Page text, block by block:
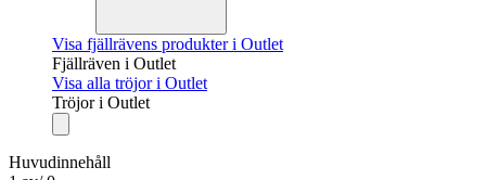
Visa fjällrävens produkter i Outlet
Fjällräven i Outlet
Visa alla tröjor i Outlet
Tröjor i Outlet
Huvudinnehåll